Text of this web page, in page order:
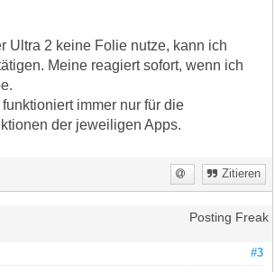
Ultra 2 keine Folie nutze, kann ich
Meine reagiert sofort, wenn ich
immer nur für die
der jeweiligen Apps.
Zitieren
Posting Freak
#3